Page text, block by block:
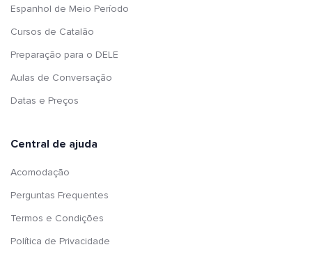
Espanhol de Meio Período
Cursos de Catalão
Preparação para o DELE
Aulas de Conversação
Datas e Preços
Central de ajuda
Acomodação
Perguntas Frequentes
Termos e Condições
Política de Privacidade